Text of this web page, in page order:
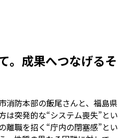
。成果へつなげるそ
消防本部の飯尾さんと、福島県
は突発的な“システム喪失”とい
離職を招く“庁内の閉塞感”とい